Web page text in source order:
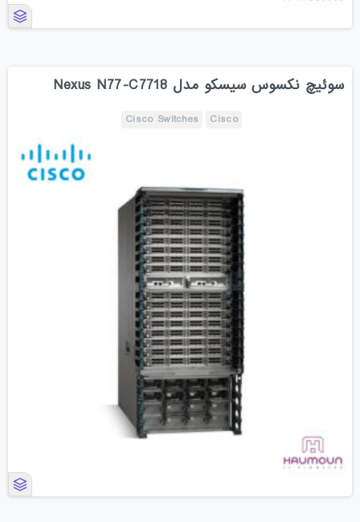
سوئیچ نکسوس سیسکو مدل Nexus N77-C7718
Cisco
Cisco Switches